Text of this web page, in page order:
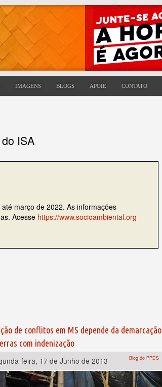
IMAGENS BLOGS APOIE CONTATO
ISA
março de 2022. As informações
Acesse https://www.socioambiental.org
de conflitos em MS depende da demarcação
com indenização
feira, 17 de Junho de 2013
Blog do PPDS